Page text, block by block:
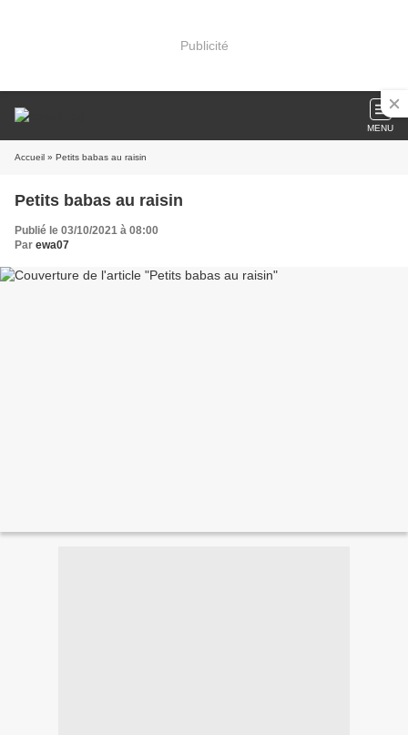
Publicité
MENU
Accueil » Petits babas au raisin
Petits babas au raisin
Publié le 03/10/2021 à 08:00
Par ewa07